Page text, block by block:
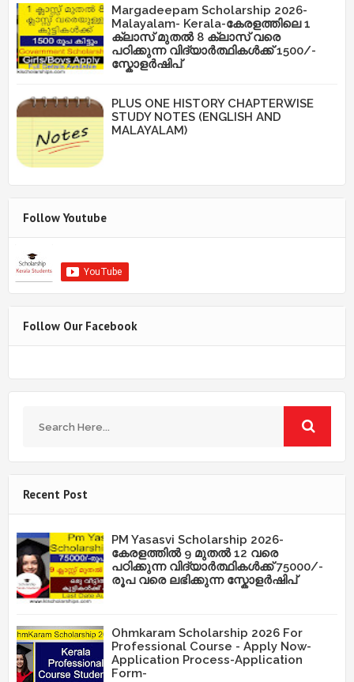
Margadeepam Scholarship 2026-
Malayalam- Kerala-കേരളത്തിലെ 1
ക്ലാസ് മുതൽ 8 ക്ലാസ് വരെ
പഠിക്കുന്ന വിദ്യാർത്ഥികൾക്ക് 1500/-
സ്കോളർഷിപ്
PLUS ONE HISTORY CHAPTERWISE
STUDY NOTES (ENGLISH AND
MALAYALAM)
Follow Youtube
Follow Our Facebook
Recent Post
PM Yasasvi Scholarship 2026-
കേരളത്തിൽ 9 മുതൽ 12 വരെ
പഠിക്കുന്ന വിദ്യാർത്ഥികൾക്ക് 75000/-
രൂപ വരെ ലഭിക്കുന്ന സ്കോളർഷിപ്
Ohmkaram Scholarship 2026 For
Professional Course - Apply Now-
Application Process-Application
Form-